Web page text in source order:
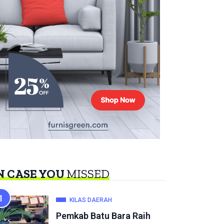
CASE YOUMISSED
KILAS DAERAH
Pemkab Batu Bara Raih